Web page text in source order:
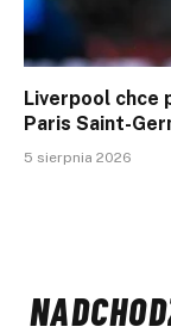
Liverpool chce
Paris Saint-
5 sierpnia 2026